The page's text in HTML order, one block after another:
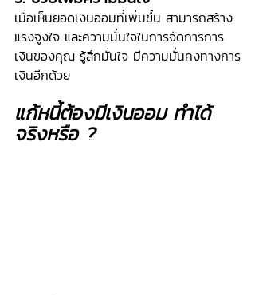
เมื่อเห็นยอดเงินออมที่เพิ่มขึ้น สามารถสร้าง
แรงจูงใจ และความมั่นใจในการจัดการการ
เงินของคุณ รู้สึกมั่นใจ มีความมั่นคงทางการ
เงินอีกด้วย
แก้หนี้ต้องมีเงินออม ทำได้
จริงหรือ ?